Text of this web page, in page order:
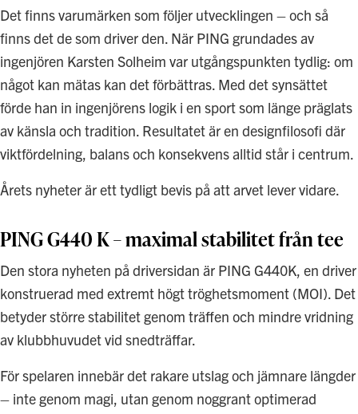
Det finns varumärken som följer utvecklingen – och så
finns det de som driver den. När PING grundades av
ingenjören Karsten Solheim var utgångspunkten tydlig: om
något kan mätas kan det förbättras. Med det synsättet
förde han in ingenjörens logik i en sport som länge präglats
av känsla och tradition. Resultatet är en designfilosofi där
viktfördelning, balans och konsekvens alltid står i centrum.
Årets nyheter är ett tydligt bevis på att arvet lever vidare.
PING G440 K – maximal stabilitet från tee
Den stora nyheten på driversidan är PING G440K, en driver
konstruerad med extremt högt tröghetsmoment (MOI). Det
betyder större stabilitet genom träffen och mindre vridning
av klubbhuvudet vid snedträffar.
För spelaren innebär det rakare utslag och jämnare längder
– inte genom magi, utan genom noggrant optimerad